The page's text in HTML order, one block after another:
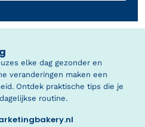
elke dag gezonder en
veranderingen maken een
Ontdek praktische tips die je
routine.